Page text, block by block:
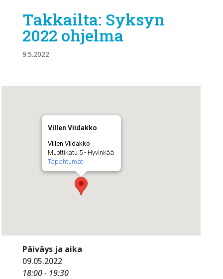
Takkailta: Syksyn
2022 ohjelma
9.5.2022
Villen Viidakko
Villen Viidakko
Muottikatu 5 - Hyvinkää
Tapahtumat
Päiväys ja aika
09.05.2022
18:00 - 19:30